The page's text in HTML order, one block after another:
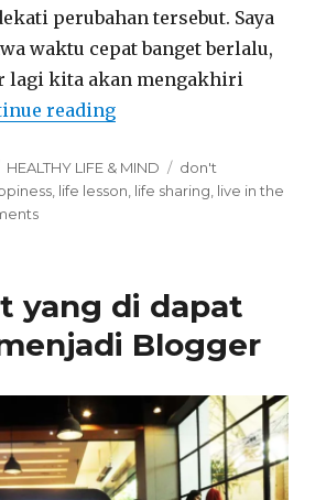
perubahan tersebut. Saya
waktu cepat banget berlalu,
lagi kita akan mengakhiri
reading
Categories
HEALTHY LIFE & MIND Tags
don't
, life lesson, life sharing, live in the
Moment
yang di dapat
Blogger